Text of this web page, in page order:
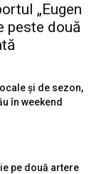
„Eugen
peste două
și de sezon,
în weekend
pe două artere